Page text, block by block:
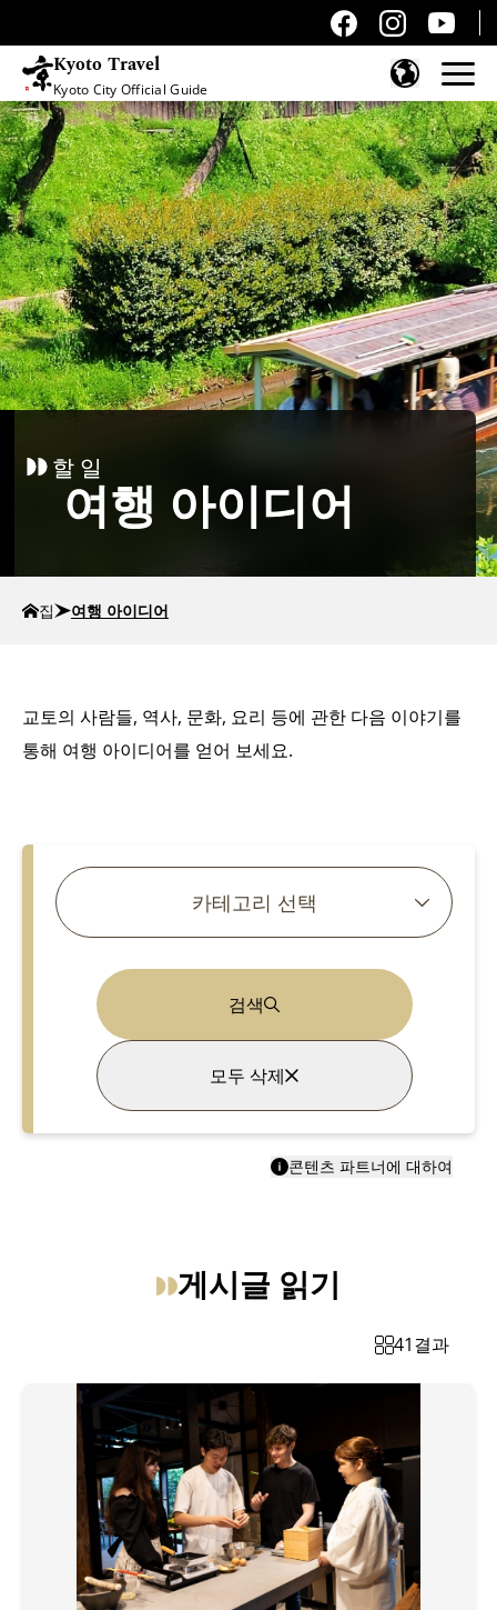
Kyoto Travel
Kyoto City Official Guide
콘텐츠 건너뛰기
할 일
여행 아이디어
집 여행 아이디어
교토의 사람들, 역사, 문화, 요리 등에 관한 다음 이야기를
통해 여행 아이디어를 얻어 보세요.
기사 검색 카테고리 선택
검색
모두 삭제
콘텐츠 파트너에 대하여
게시글 읽기
41결과